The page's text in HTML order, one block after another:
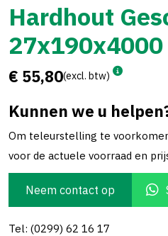
Hardhout
27x190x4000
€ 55,80(excl. btw)
Kunnen we u
Om teleurstelling te
voor de actuele voorraad en
Neem contact op
Tel: (0299) 62 16 17